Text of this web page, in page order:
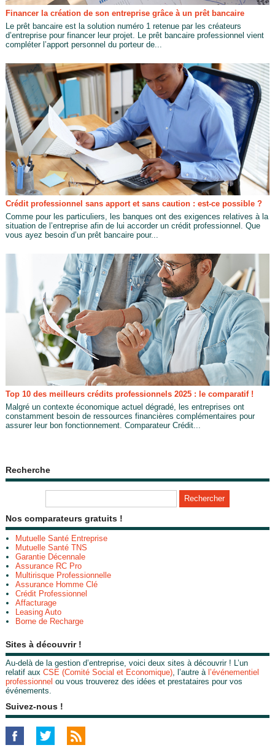
Financer la création de son entreprise grâce à un prêt bancaire
Le prêt bancaire est la solution numéro 1 retenue par les créateurs
d’entreprise pour financer leur projet. Le prêt bancaire professionnel vient
compléter l’apport personnel du porteur de...
Crédit professionnel sans apport et sans caution : est-ce possible ?
Comme pour les particuliers, les banques ont des exigences relatives à la
situation de l’entreprise afin de lui accorder un crédit professionnel. Que
vous ayez besoin d’un prêt bancaire pour...
Top 10 des meilleurs crédits professionnels 2025 : le comparatif !
Malgré un contexte économique actuel dégradé, les entreprises ont
constamment besoin de ressources financières complémentaires pour
assurer leur bon fonctionnement. Comparateur Crédit...
Recherche
Nos comparateurs gratuits !
Mutuelle Santé Entreprise
Mutuelle Santé TNS
Garantie Décennale
Assurance RC Pro
Multirisque Professionnelle
Assurance Homme Clé
Crédit Professionnel
Affacturage
Leasing Auto
Borne de Recharge
Sites à découvrir !
Au-delà de la gestion d’entreprise, voici deux sites à découvrir ! L’un
relatif aux CSE (Comité Social et Economique), l’autre à l’événementiel
professionnel ou vous trouverez des idées et prestataires pour vos
événements.
Suivez-nous !